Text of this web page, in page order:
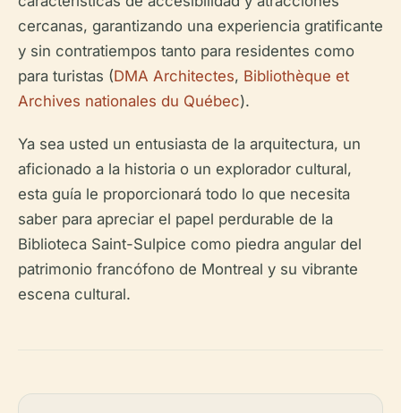
cercanas, garantizando una experiencia gratificante
y sin contratiempos tanto para residentes como
para turistas (DMA Architectes, Bibliothèque et
Archives nationales du Québec).
Ya sea usted un entusiasta de la arquitectura, un
aficionado a la historia o un explorador cultural,
esta guía le proporcionará todo lo que necesita
saber para apreciar el papel perdurable de la
Biblioteca Saint-Sulpice como piedra angular del
patrimonio francófono de Montreal y su vibrante
escena cultural.